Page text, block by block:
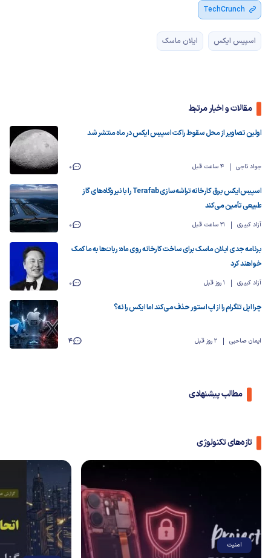
TechCrunch
اسپیس ایکس ایلان ماسک
مقالات و اخبار مرتبط
اولین تصاویر از محل سقوط راکت اسپیس ایکس در ماه منتشر شد
جواد تاجی 4 ساعت قبل 0
اسپیس‌ایکس برق کارخانه تراشه‌سازی Terafab را با نیروگاه‌های گاز
طبیعی تأمین می‌کند
آزاد کبیری 21 ساعت قبل 0
برنامه جدی ایلان ماسک برای ساخت‌ کارخانه روی ماه: ربات‌ها به ما کمک
خواهند کرد
آزاد کبیری 1 روز قبل 0
چرا اپل تلگرام را از اپ استور حذف می‌کند اما ایکس را نه؟
ایمان صاحبی 2 روز قبل 4
مطالب پیشنهادی
تازه‌های تکنولوژی
امنیت